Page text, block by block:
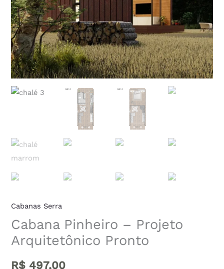
Cabanas Serra
Cabana Pinheiro – Projeto
Arquitetônico Pronto
R$ 497,00